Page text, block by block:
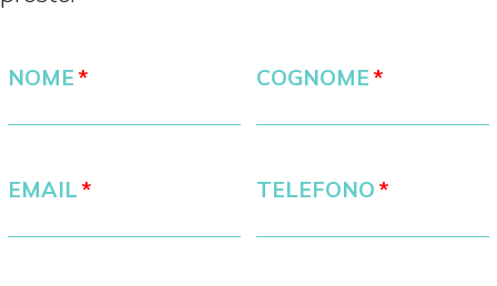
NOME COGNOME
EMAIL TELEFONO